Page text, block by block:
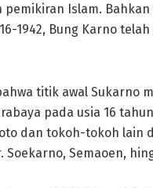
Islam.
1942, Bung Karno
titik awal Sukarno
pada usia 16
dan tokoh-tokoh lain
Soekarno, Semaoen,